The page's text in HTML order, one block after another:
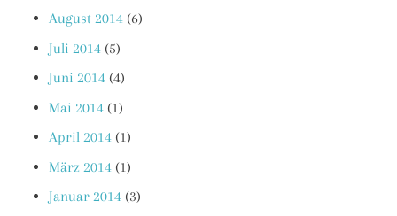
August 2014 (6)
Juli 2014 (5)
Juni 2014 (4)
Mai 2014 (1)
April 2014 (1)
März 2014 (1)
Januar 2014 (3)